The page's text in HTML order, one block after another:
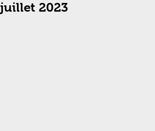
juillet 2023